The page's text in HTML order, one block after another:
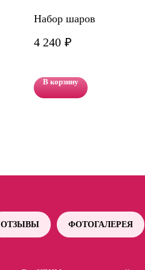
Набор шаров
4 240 ₽
В корзину
ОТЗЫВЫ ФОТОГАЛЕРЕЯ